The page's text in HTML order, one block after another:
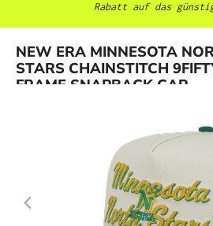
Rabatt auf das
NEW ERA MINNESOTA
STARS CHAINSTITCH
FRAME SNAPBACK CAP
Bildergalerie überspringen